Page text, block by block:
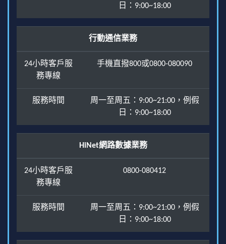
日：9:00~18:00
行動通信業務
24小時客戶服
務專線
手機直撥800或0800-080090
服務時間
周一至周五：9:00~21:00，例假
日：9:00~18:00
HiNet網路數據業務
24小時客戶服
務專線
0800-080412
服務時間
周一至周五：9:00~21:00，例假
日：9:00~18:00